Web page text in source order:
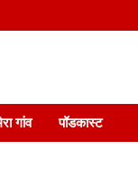
भी समझदारी भी और
गांव पॉडकास्ट